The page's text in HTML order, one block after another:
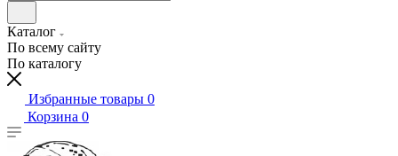
Каталог
По всему сайту
По каталогу
Избранные товары 0
Корзина 0